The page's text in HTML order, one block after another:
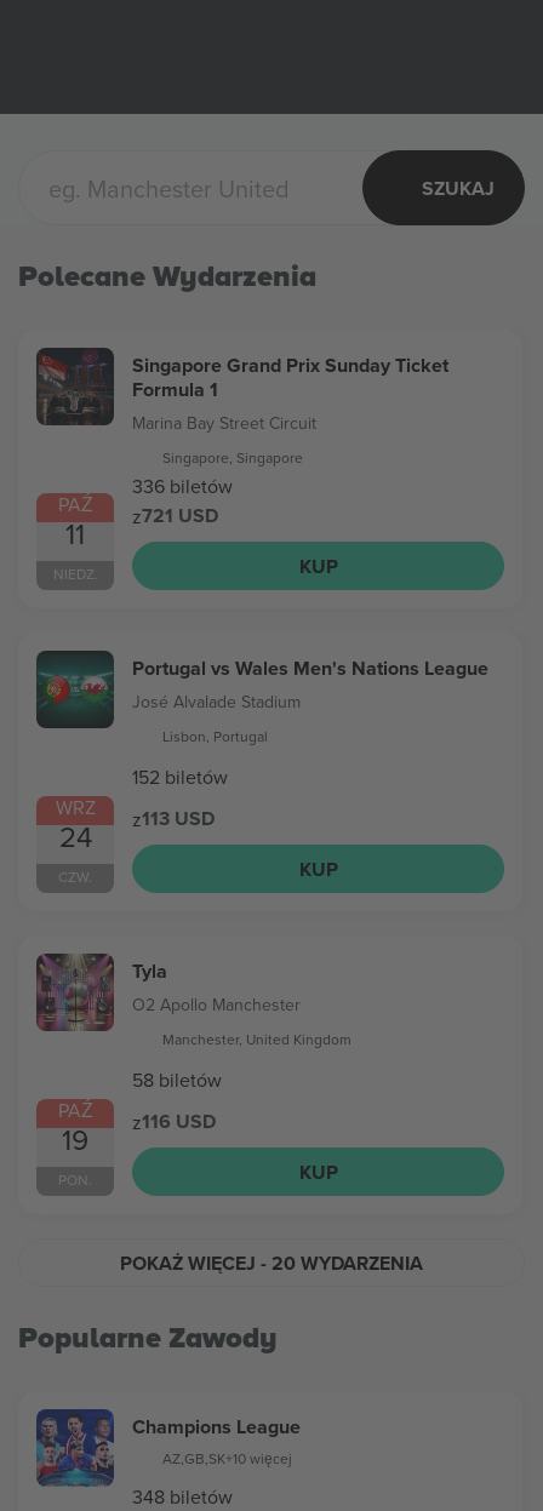
SZUKAJ
Polecane Wydarzenia
PAŹ
11
NIEDZ.
Singapore Grand Prix Sunday Ticket
Formula 1
Marina Bay Street Circuit
Singapore, Singapore
336 biletów
z721 USD
KUP
WRZ
24
CZW.
Portugal vs Wales Men's Nations League
José Alvalade Stadium
Lisbon, Portugal
152 biletów
z113 USD
KUP
PAŹ
19
PON.
Tyla
O2 Apollo Manchester
Manchester, United Kingdom
58 biletów
z116 USD
KUP
POKAŻ WIĘCEJ - 20 WYDARZENIA
Popularne Zawody
Champions League
AZ,GB,SK+10 więcej
348 biletów